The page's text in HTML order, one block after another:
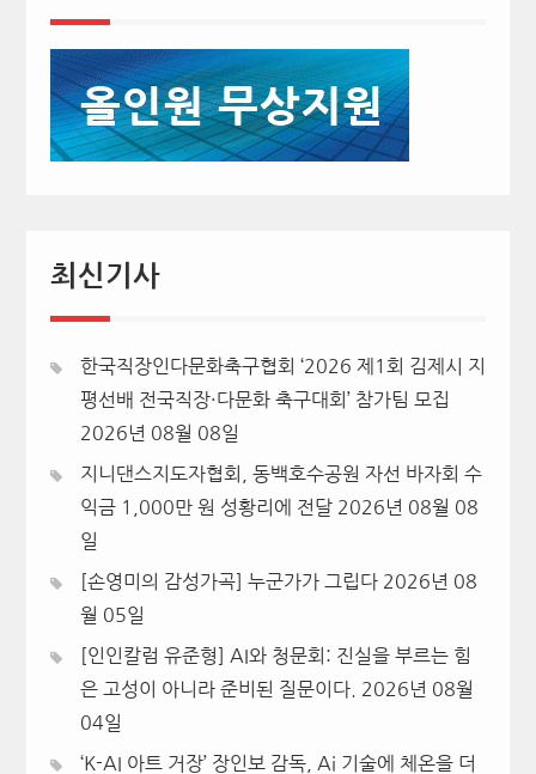
최신기사
한국직장인다문화축구협회 ‘2026 제1회 김제시 지
평선배 전국직장·다문화 축구대회’ 참가팀 모집
2026년 08월 08일
지니댄스지도자협회, 동백호수공원 자선 바자회 수
익금 1,000만 원 성황리에 전달 2026년 08월 08
일
[손영미의 감성가곡] 누군가가 그립다 2026년 08
월 05일
[인인칼럼 유준형] AI와 청문회: 진실을 부르는 힘
은 고성이 아니라 준비된 질문이다.
2026년 08월
04일
‘K-AI 아트 거장’ 장인보 감독, Ai 기술에 체온을 더